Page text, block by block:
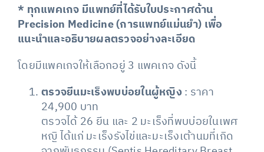
* ทุกแพคเกจ มีแพทย์ที่ได้รับใบประกาศด้าน
Precision Medicine (การแพทย์แม่นยำ) เพื่อ
แนะนำและอธิบายผลตรวจอย่างละเอียด
โดยมีแพคเกจให้เลือกอยู่ 3 แพคเกจ ดังนี้
ตรวจยีนมะเร็งพบบ่อยในผู้หญิง: ราคา
24,900 บาท
ตรวจได้ 26 ยีน และ 2 มะเร็งที่พบบ่อยในเพศ
หญิ ได้แก่ มะเร็งรังไข่และมะเร็งเต้านมที่เกิด